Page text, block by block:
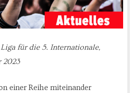
für die 5. Internationale,
2023
einer Reihe miteinander